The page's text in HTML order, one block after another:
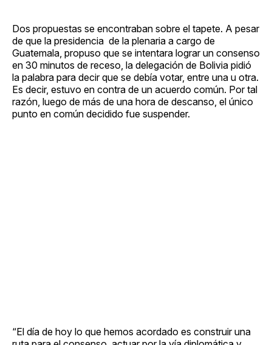
Dos propuestas se encontraban sobre el tapete. A pesar
de que la presidencia de la plenaria a cargo de
Guatemala, propuso que se intentara lograr un consenso
en 30 minutos de receso, la delegación de Bolivia pidió
la palabra para decir que se debía votar, entre una u otra.
Es decir, estuvo en contra de un acuerdo común. Por tal
razón, luego de más de una hora de descanso, el único
punto en común decidido fue suspender.
“El día de hoy lo que hemos acordado es construir una